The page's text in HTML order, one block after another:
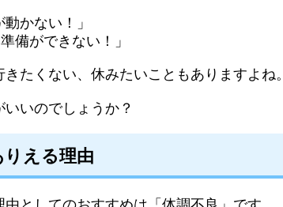
かない！」
備ができない！」
たくない、休みたいこともありますよね。
いのでしょうか？
える理由